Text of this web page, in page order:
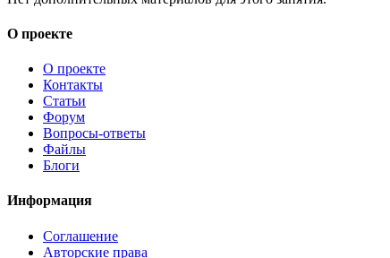
О проекте
О проекте
Контакты
Статьи
Форум
Вопросы-ответы
Файлы
Блоги
Информация
Соглашение
Авторские права